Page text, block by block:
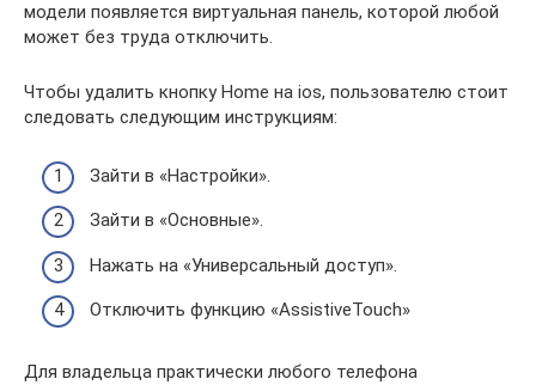
модели появляется виртуальная панель, которой любой
может без труда отключить.
Чтобы удалить кнопку Home на ios, пользователю стоит
следовать следующим инструкциям:
Зайти в «Настройки».
Зайти в «Основные».
Нажать на «Универсальный доступ».
Отключить функцию «AssistiveTouch»
Для владельца практически любого телефона